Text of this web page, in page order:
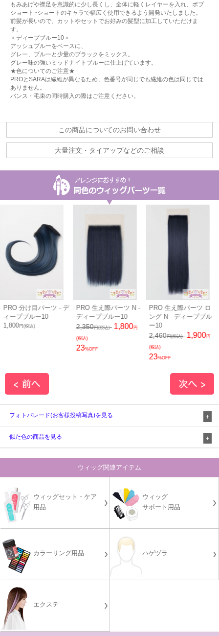
もみあげや襟足を意識的に少し長くし、全体に軽くレイヤーを入れ、ボブ
ショート~ショートのキャラで幅広く使用できるよう開発いたしました。
前髪が長いので、カットやセットでお好みの髪型に加工していただけま
す。
＜ディープブルー10＞
アッシュブルーをベースに、
グレー、ブルーと少量のブラックをミックス。
グレー味の強いミッドナイトブルーに仕上げています。
★色についてのご注意★
PROとSARAは繊維が異なるため、色番号が同じでも繊維の色は同じでは
ありません。
バンス・毛束の同時購入の際はご注意ください。
この商品についてのお問い合わせ
大量注文・タイアップなどのご相談
分け目パーツ - デ
ープブルー10
円(税込)
PRO 生え際パーツ N -
ディープブルー10
2,350円(税込) 1,800円
(税込)
23%OFF
PRO 生え際パーツ ロ
ング N - ディープブル
ー10
2,460円(税込) 1,900円
(税込)
23%OFF
フォトパレード(お客様投稿写真)を見る
似た色の商品を見る
ウィッグ関連アイテム
ウィッグセット・ケア
用品
ウィッグ
サポート用品
カラーリング用品 ハゲヅラ
エクステ